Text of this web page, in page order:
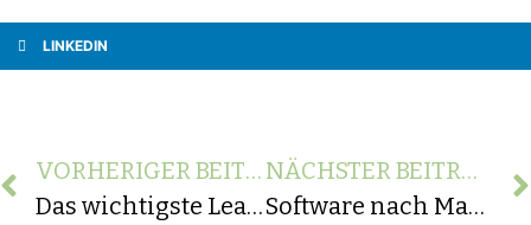
LINKEDIN
VORHERIGER BEITRAG
Das wichtigste Learning aus unserem Projekt zur Entwicklung einer Routenplanungs-Software
NÄCHSTER BEITRAG
Software nach Maß – Gesundheitswesen